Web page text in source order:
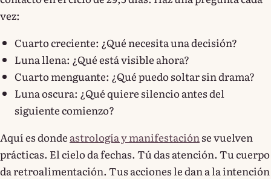
vez:
Cuarto creciente: ¿Qué necesita una decisión?
Luna llena: ¿Qué está visible ahora?
Cuarto menguante: ¿Qué puedo soltar sin drama?
Luna oscura: ¿Qué quiere silencio antes del
siguiente comienzo?
Aquí es donde astrología y manifestación se vuelven
prácticas. El cielo da fechas. Tú das atención. Tu cuerpo
da retroalimentación. Tus acciones le dan a la intención